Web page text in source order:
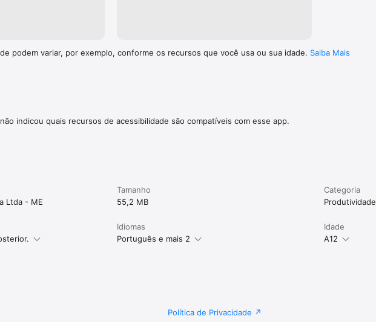
podem variar, por exemplo, conforme os recursos que você usa ou sua idade. Saiba Mais
indicou quais recursos de acessibilidade são compatíveis com esse app.
Ltda - ME
Tamanho
55,2 MB
Categoria
Produtividade
Idiomas
Português e mais 2
Idade
A12
Política de Privacidade